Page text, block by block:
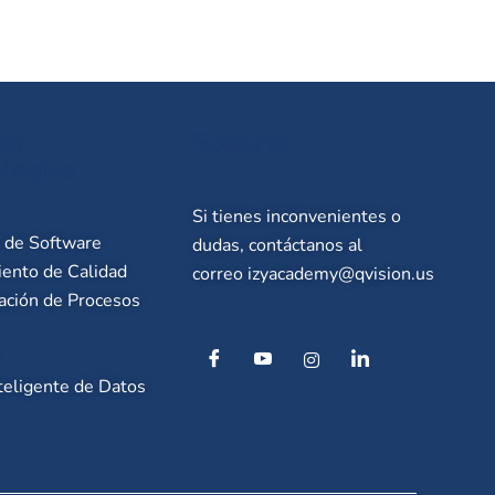
Software
de Calidad
de Procesos
de Datos
Si tienes inconvenientes o
dudas, contáctanos al
correo izyacademy@qvision.us